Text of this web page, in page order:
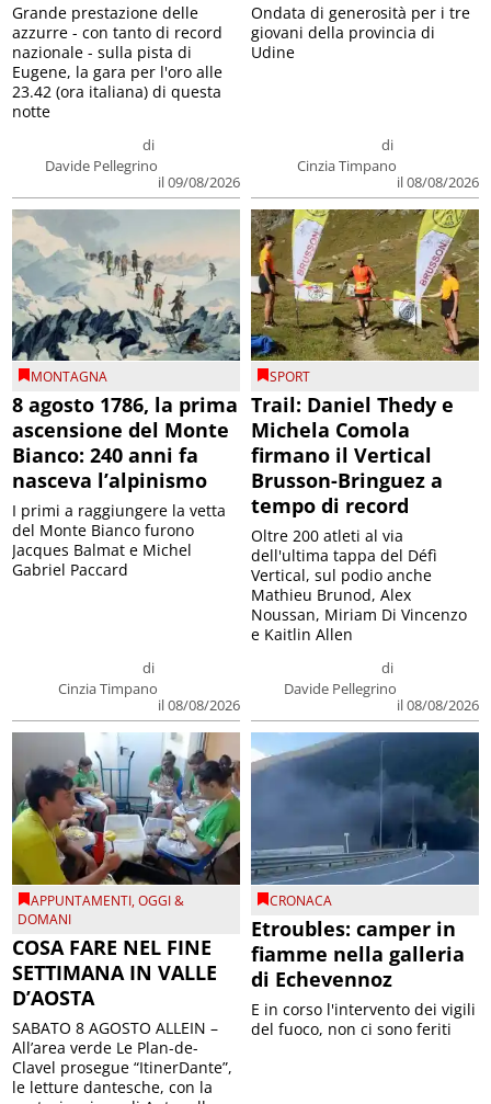
di
Davide Pellegrino
il 09/08/2026
Grande prestazione delle
azzurre - con tanto di record
nazionale - sulla pista di
Eugene, la gara per l'oro alle
23.42 (ora italiana) di questa
notte
di
Cinzia Timpano
il 08/08/2026
Ondata di generosità per i tre
giovani della provincia di
Udine
MONTAGNA
8 agosto 1786, la prima
ascensione del Monte
Bianco: 240 anni fa
nasceva l’alpinismo
di
Cinzia Timpano
il 08/08/2026
I primi a raggiungere la vetta
del Monte Bianco furono
Jacques Balmat e Michel
Gabriel Paccard
SPORT
Trail: Daniel Thedy e
Michela Comola
firmano il Vertical
Brusson-Bringuez a
tempo di record
di
Davide Pellegrino
il 08/08/2026
Oltre 200 atleti al via
dell'ultima tappa del Défì
Vertical, sul podio anche
Mathieu Brunod, Alex
Noussan, Miriam Di Vincenzo
e Kaitlin Allen
APPUNTAMENTI,OGGI &
DOMANI
COSA FARE NEL FINE
SETTIMANA IN VALLE
D’AOSTA
SABATO 8 AGOSTO ALLEIN –
All’area verde Le Plan-de-
Clavel prosegue “ItinerDante”,
le letture dantesche, con la
CRONACA
Etroubles: camper in
fiamme nella galleria
di Echevennoz
E in corso l'intervento dei vigili
del fuoco, non ci sono feriti